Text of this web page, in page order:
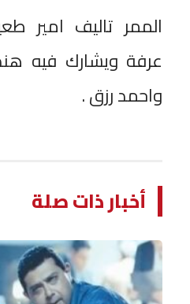
الممر تاليف امير
عرفة ويشارك فيه
واحمد رزق .
أخبار ذات صلة